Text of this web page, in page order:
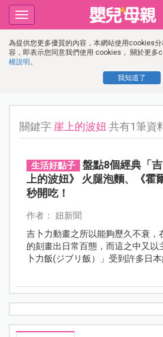
為提供您更多優質的內容，本網站使用cookies
容，即表示您同意我們使用 cookies， 關於更多
權說明 。
我知道了
Toggle
navigation
關鍵字 崖上的波妞 共有1筆資
生活好點子
盤點8個經典「
上的波妞》 火腿泡麵、《霍
秒開吃！
作者： 妞新聞
吉卜力動畫之所以能夠歷久不衰，
的刻畫出日常百態，而這之中又以
卜力飯(ジブリ飯）」受到許多日